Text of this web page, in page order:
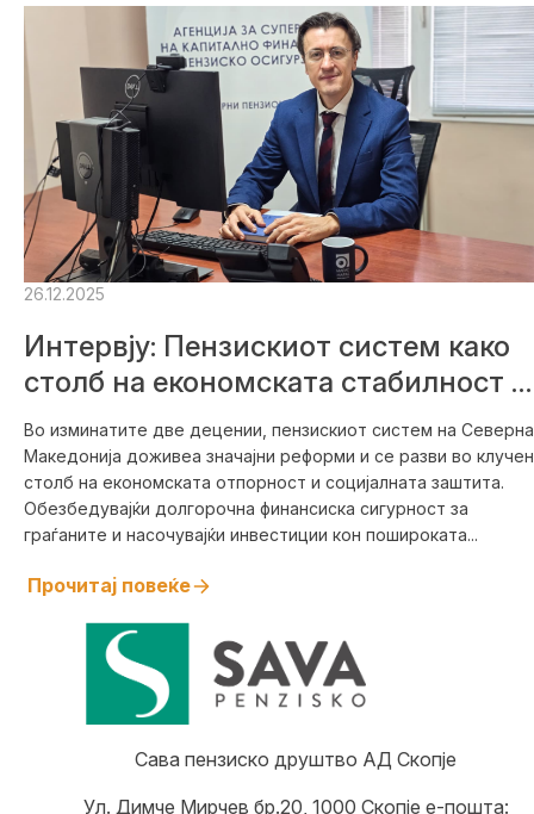
26.12.2025
Интервју: Пензискиот систем како
столб на економската стабилност и
социјалната сигурност
Во изминатите две децении, пензискиот систем на Северна
Македонија доживеа значајни реформи и се разви во клучен
столб на економската отпорност и социјалната заштита.
Обезбедувајќи долгорочна финансиска сигурност за
граѓаните и насочувајќи инвестиции кон пошироката...
Прочитај повеќе
Сава пензиско друштво АД Скопје
Ул. Димче Мирчев бр.20, 1000 Скопје е-пошта: